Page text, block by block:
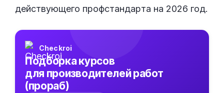
действующего профстандарта на 2026 год.
Checkroi
Подборка курсов
для производителей работ
(прораб)